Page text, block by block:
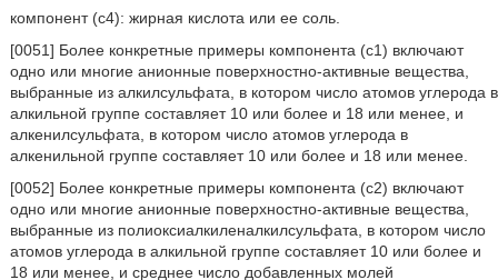
компонент (с4): жирная кислота или ее соль.
[0051] Более конкретные примеры компонента (с1) включают
одно или многие анионные поверхностно-активные вещества,
выбранные из алкилсульфата, в котором число атомов углерода в
алкильной группе составляет 10 или более и 18 или менее, и
алкенилсульфата, в котором число атомов углерода в
алкенильной группе составляет 10 или более и 18 или менее.
[0052] Более конкретные примеры компонента (с2) включают
одно или многие анионные поверхностно-активные вещества,
выбранные из полиоксиалкиленалкилсульфата, в котором число
атомов углерода в алкильной группе составляет 10 или более и
18 или менее, и среднее число добавленных молей